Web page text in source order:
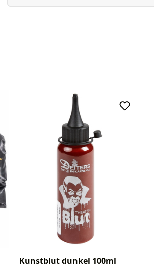
Kunstblut dunkel 100ml